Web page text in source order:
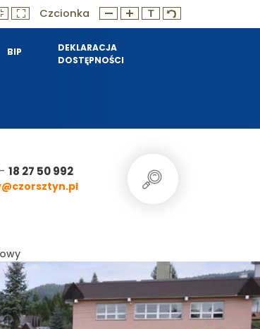
Czcionka
BIP
DEKLARACJA
DOSTĘPNOŚCI
- 18 27 50 992